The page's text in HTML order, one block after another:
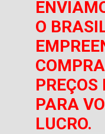
O
PREÇOS
PARA
LUCRO.